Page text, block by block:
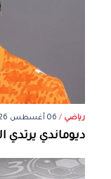
رياضي / 06 أغسطس 2026
ديوماندي يرتدي